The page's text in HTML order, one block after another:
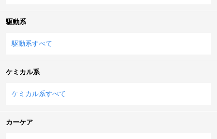
駆動系
駆動系すべて
ケミカル系
ケミカル系すべて
カーケア